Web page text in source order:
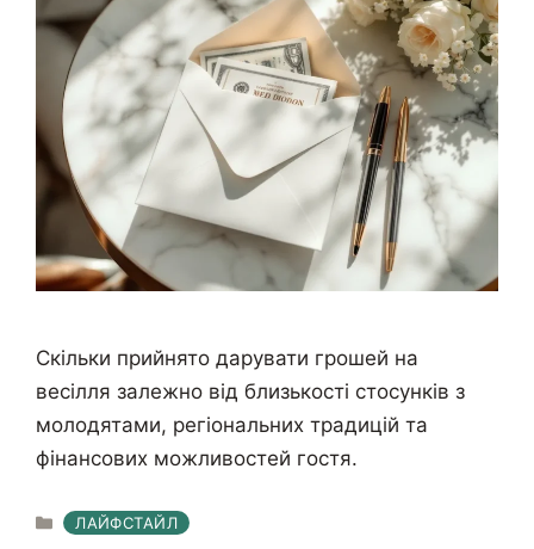
Скільки прийнято дарувати грошей на
весілля залежно від близькості стосунків з
молодятами, регіональних традицій та
фінансових можливостей гостя.
КАТЕГОРІЇ
ЛАЙФСТАЙЛ